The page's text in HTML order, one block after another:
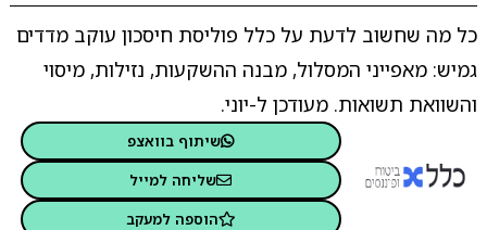
כל מה שחשוב לדעת על כלל פוליסת חיסכון עוקב מדדים
גמיש: מאפייני המסלול, מבנה ההשקעות, נזילות, מיסוי
והשוואת תשואות. מעודכן ל-יוני.
שיתוף בוואצפ
שליחה למייל
הוספה למעקב